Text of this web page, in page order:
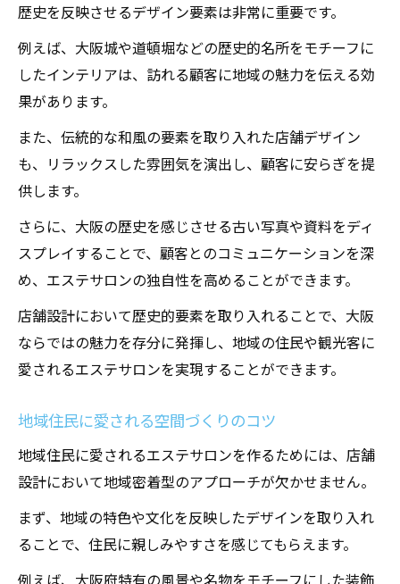
歴史を反映させるデザイン要素は非常に重要です。
例えば、大阪城や道頓堀などの歴史的名所をモチーフに
したインテリアは、訪れる顧客に地域の魅力を伝える効
果があります。
また、伝統的な和風の要素を取り入れた店舗デザイン
も、リラックスした雰囲気を演出し、顧客に安らぎを提
供します。
さらに、大阪の歴史を感じさせる古い写真や資料をディ
スプレイすることで、顧客とのコミュニケーションを深
め、エステサロンの独自性を高めることができます。
店舗設計において歴史的要素を取り入れることで、大阪
ならではの魅力を存分に発揮し、地域の住民や観光客に
愛されるエステサロンを実現することができます。
地域住民に愛される空間づくりのコツ
地域住民に愛されるエステサロンを作るためには、店舗
設計において地域密着型のアプローチが欠かせません。
まず、地域の特色や文化を反映したデザインを取り入れ
ることで、住民に親しみやすさを感じてもらえます。
例えば、大阪府特有の風景や名物をモチーフにした装飾